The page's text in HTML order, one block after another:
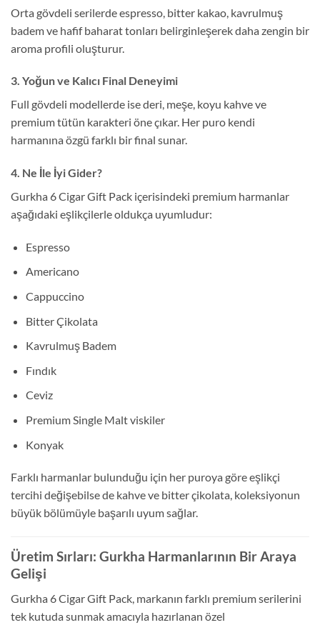
Orta gövdeli serilerde espresso, bitter kakao, kavrulmuş
badem ve hafif baharat tonları belirginleşerek daha zengin bir
aroma profili oluşturur.
3. Yoğun ve Kalıcı Final Deneyimi
Full gövdeli modellerde ise deri, meşe, koyu kahve ve
premium tütün karakteri öne çıkar. Her puro kendi
harmanına özgü farklı bir final sunar.
4. Ne İle İyi Gider?
Gurkha 6 Cigar Gift Pack içerisindeki premium harmanlar
aşağıdaki eşlikçilerle oldukça uyumludur:
Espresso
Americano
Cappuccino
Bitter Çikolata
Kavrulmuş Badem
Fındık
Ceviz
Premium Single Malt viskiler
Konyak
Farklı harmanlar bulunduğu için her puroya göre eşlikçi
tercihi değişebilse de kahve ve bitter çikolata, koleksiyonun
büyük bölümüyle başarılı uyum sağlar.
Üretim Sırları: Gurkha Harmanlarının Bir Araya
Gelişi
Gurkha 6 Cigar Gift Pack, markanın farklı premium serilerini
tek kutuda sunmak amacıyla hazırlanan özel